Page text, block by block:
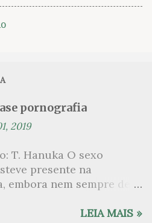
pornografia
2019
T. Hanuka O sexo
presente na
nem sempre de
em sua própria
LEIA MAIS »